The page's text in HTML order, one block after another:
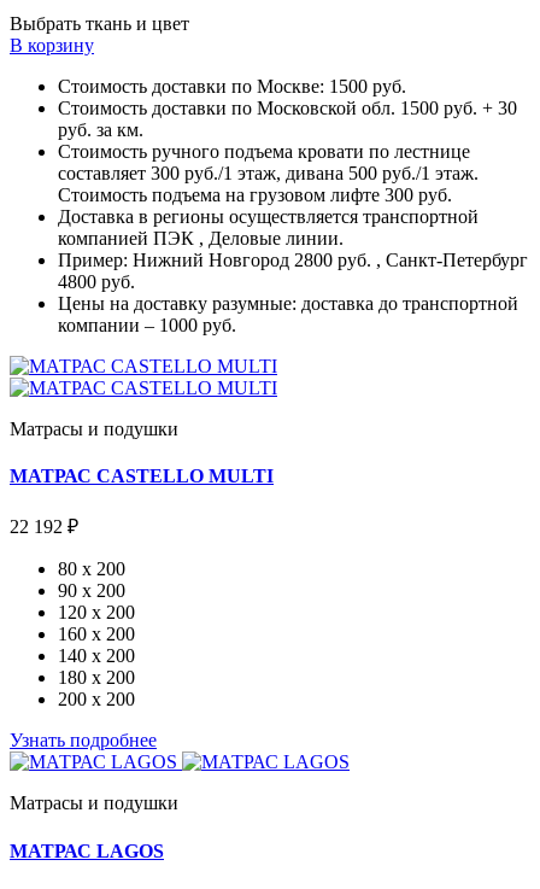
Выбрать ткань и цвет
В корзину
Стоимость доставки по Москве: 1500 руб.
Стоимость доставки по Московской обл. 1500 руб. + 30
руб. за км.
Стоимость ручного подъема кровати по лестнице
составляет 300 руб./1 этаж, дивана 500 руб./1 этаж.
Стоимость подъема на грузовом лифте 300 руб.
Доставка в регионы осуществляется транспортной
компанией ПЭК , Деловые линии.
Пример: Нижний Новгород 2800 руб. , Санкт-Петербург
4800 руб.
Цены на доставку разумные: доставка до транспортной
компании – 1000 руб.
Матрасы и подушки
МАТРАС CASTELLO MULTI
22 192 ₽
80 x 200
90 x 200
120 x 200
160 x 200
140 x 200
180 x 200
200 x 200
Узнать подробнее
Матрасы и подушки
МАТРАС LAGOS